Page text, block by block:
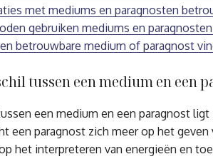
met mediums en paragnosten
gebruiken mediums en
betrouwbare medium of paragnost
tussen een medium en een
een medium en een paragnost
een paragnost zich meer op het
het interpreteren van energieën en